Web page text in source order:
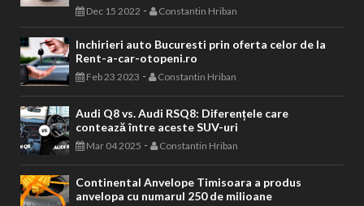
Dec 15 2022 - Constantin Hriban
Inchirieri auto Bucuresti prin oferta celor de la
Rent-a-car-otopeni.ro
Feb 23 2023 - Constantin Hriban
Audi Q8 vs. Audi RSQ8: Diferențele care
contează între aceste SUV-uri
Mar 04 2025 - Constantin Hriban
Continental Anvelope Timisoara a produs
anvelopa cu numarul 250 de milioane